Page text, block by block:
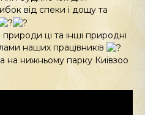
від спеки і дощу та
ці та інші природні
наших працівників
на нижньому парку Київзоо